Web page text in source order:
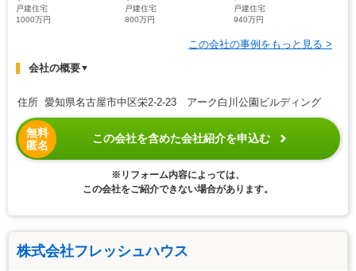
戸建住宅
1000万円
戸建住宅
800万円
戸建住宅
940万円
この会社の事例をもっと見る >
会社の概要▼
住所 愛知県名古屋市中区栄2-2-23 アーク白川公園ビルディング
無料
匿名
この会社を含めた会社紹介を申込む
※リフォーム内容によっては、
この会社をご紹介できない場合があります。
株式会社フレッシュハウス